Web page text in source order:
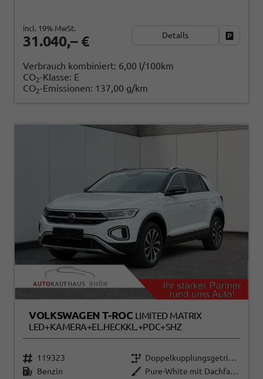
31.040,– €
incl. 19% MwSt.
Details
Verbrauch kombiniert: 6,00 l/100km
CO2-Klasse: E
CO2-Emissionen: 137,00 g/km
VOLKSWAGEN T-ROC LIMITED MATRIX
LED+KAMERA+EL.HECKKL.+PDC+SHZ
119323
Doppelkupplungsgetriebe (DSG)
Benzin
Pure-White mit Dachfarbe in Deep Black Perleffekt